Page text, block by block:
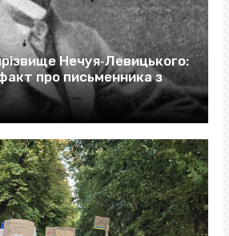
Нечуя‐Левицького:
про письменника з